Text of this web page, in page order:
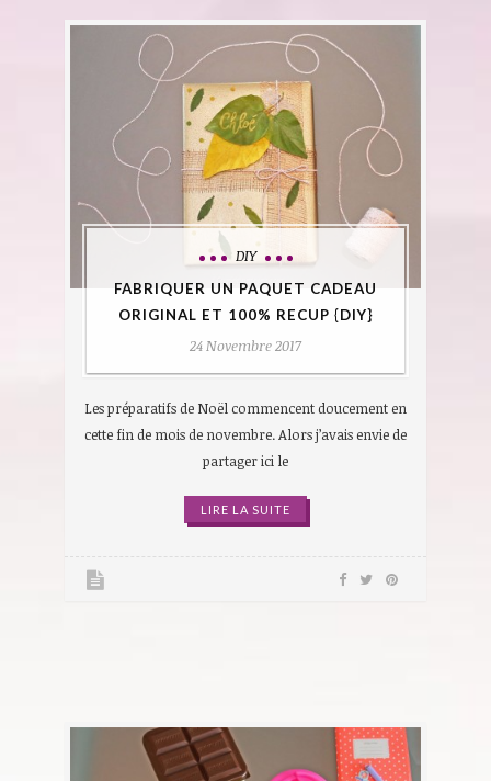
DIY
FABRIQUER UN PAQUET CADEAU
ORIGINAL ET 100% RECUP {DIY}
24 Novembre 2017
Les préparatifs de Noël commencent doucement en
cette fin de mois de novembre. Alors j’avais envie de
partager ici le
LIRE LA SUITE